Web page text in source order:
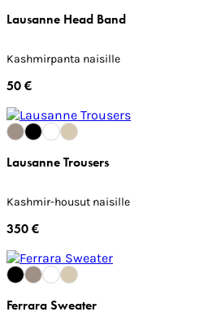
Lausanne Head Band
Kashmirpanta naisille
50 €
Lausanne Trousers
Kashmir-housut naisille
350 €
Ferrara Sweater